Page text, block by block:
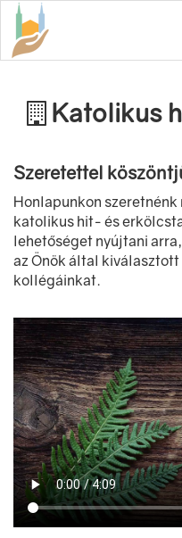
Katolikus
Szeretettel
Honlapunkon
katolikus hit- és
lehetőséget nyújtani
az Önök által
kollégáinkat.